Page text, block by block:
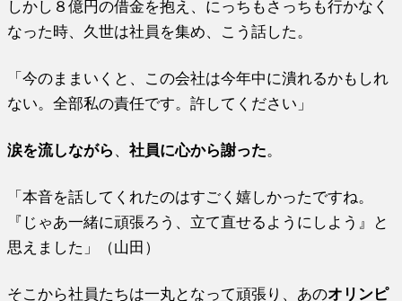
しかし８億円の借金を抱え、にっちもさっちも行かなく
なった時、久世は社員を集め、こう話した。
「今のままいくと、この会社は今年中に潰れるかもしれ
ない。全部私の責任です。許してください」
涙を流しながら 、社員に心から謝った。
「本音を話してくれたのはすごく嬉しかったですね。
『じゃあ一緒に頑張ろう、立て直せるようにしよう』と
思えました」（山田）
そこから社員たちは一丸となって頑張り、あのオリンピ